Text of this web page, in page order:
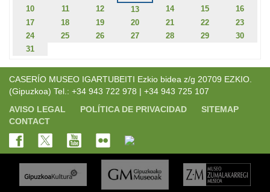
10
11 12 13 14 15
16
17
18 19 20 21 22
23
24
25 26 27 28 29
30
31
CASERÍO MUSEO IGARTUBEITI Ezkio bidea z/g 20709 EZKIO.
(Gipuzkoa) Tel.: +34 943 722 978 | +34 943 725 107
AVISO LEGAL
POLÍTICA DE PRIVACIDAD
SITEMAP
CONTACT